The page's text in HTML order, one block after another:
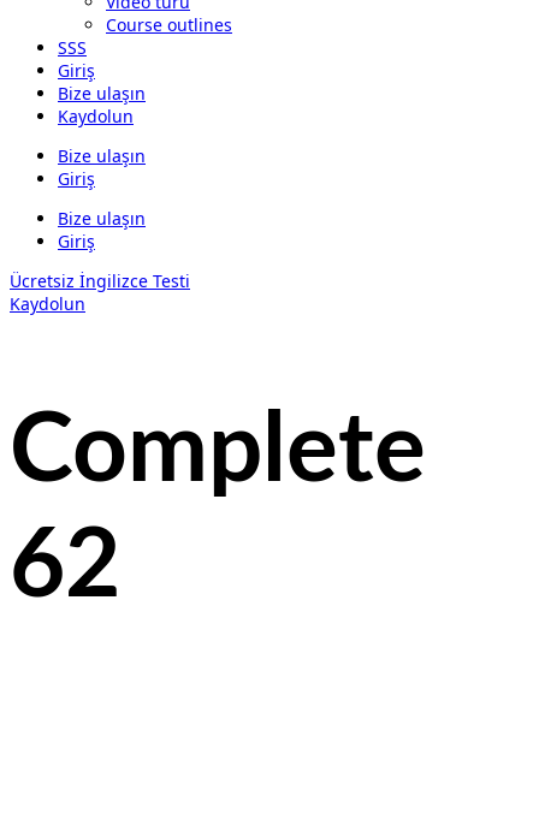
Course outlines
SSS
Giriş
Bize ulaşın
Kaydolun
Bize ulaşın
Giriş
Bize ulaşın
Giriş
Ücretsiz İngilizce Testi
Kaydolun
Complete
62